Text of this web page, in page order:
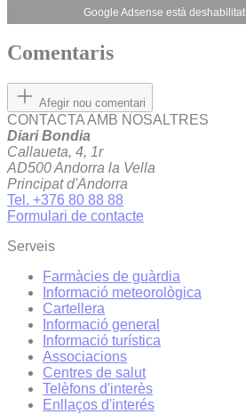
Google Adsense està deshabilitat.
Comentaris
Afegir nou comentari
CONTACTA AMB NOSALTRES
Diari Bondia
Callaueta, 4, 1r
AD500 Andorra la Vella
Principat d'Andorra
Tel. +376 80 88 88
Formulari de contacte
Serveis
Farmàcies de guàrdia
Informació meteorològica
Cartellera
Informació general
Informació turística
Associacions
Centres de salut
Telèfons d'interès
Enllaços d'interés